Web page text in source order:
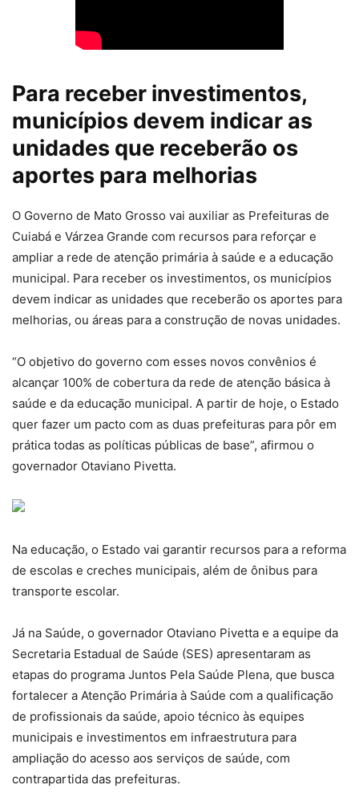
Para receber investimentos,
municípios devem indicar as
unidades que receberão os
aportes para melhorias
O Governo de Mato Grosso vai auxiliar as Prefeituras de
Cuiabá e Várzea Grande com recursos para reforçar e
ampliar a rede de atenção primária à saúde e a educação
municipal. Para receber os investimentos, os municípios
devem indicar as unidades que receberão os aportes para
melhorias, ou áreas para a construção de novas unidades.
“O objetivo do governo com esses novos convênios é
alcançar 100% de cobertura da rede de atenção básica à
saúde e da educação municipal. A partir de hoje, o Estado
quer fazer um pacto com as duas prefeituras para pôr em
prática todas as políticas públicas de base”, afirmou o
governador Otaviano Pivetta.
Na educação, o Estado vai garantir recursos para a reforma
de escolas e creches municipais, além de ônibus para
transporte escolar.
Já na Saúde, o governador Otaviano Pivetta e a equipe da
Secretaria Estadual de Saúde (SES) apresentaram as
etapas do programa Juntos Pela Saúde Plena, que busca
fortalecer a Atenção Primária à Saúde com a qualificação
de profissionais da saúde, apoio técnico às equipes
municipais e investimentos em infraestrutura para
ampliação do acesso aos serviços de saúde, com
contrapartida das prefeituras.